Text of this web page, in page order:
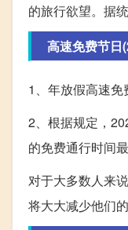
的旅行欲望。据
高速免费节日
1、年放假高速免
2、根据规定，
的免费通行时间
对于大多数人来
将大大减少他们